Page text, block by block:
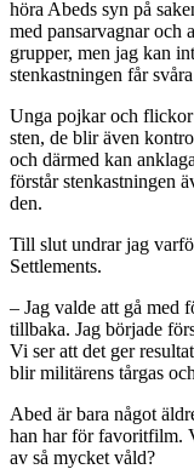
höra Abeds syn på
med pansarvagnar och
grupper, men jag kan
stenkastningen får
Unga pojkar och flickor
sten, de blir även
och därmed kan
förstår stenkastningen
den.
Till slut undrar jag
Settlements.
– Jag valde att gå med
tillbaka. Jag började
Vi ser att det ger
blir militärens tårgas
Abed är bara något
han har för favoritfilm.
av så mycket våld?